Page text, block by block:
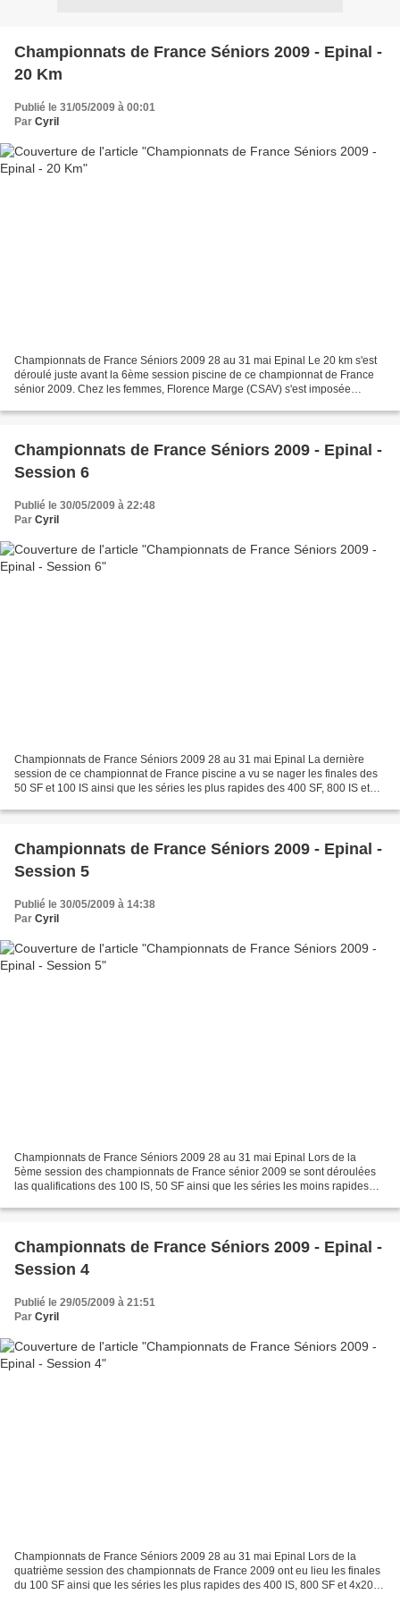
Championnats de France Séniors 2009 - Epinal -
20 Km
Publié le 31/05/2009 à 00:01
Par Cyril
Championnats de France Séniors 2009 28 au 31 mai Epinal Le 20 km s'est
déroulé juste avant la 6ème session piscine de ce championnat de France
sénior 2009. Chez les femmes, Florence Marge (CSAV) s'est imposée
Championnats de France Séniors 2009 - Epinal -
Session 6
Publié le 30/05/2009 à 22:48
Par Cyril
Championnats de France Séniors 2009 28 au 31 mai Epinal La dernière
session de ce championnat de France piscine a vu se nager les finales des
50 SF et 100 IS ainsi que les séries les plus rapides des 400 SF, 800 IS et
Championnats de France Séniors 2009 - Epinal -
Session 5
Publié le 30/05/2009 à 14:38
Par Cyril
Championnats de France Séniors 2009 28 au 31 mai Epinal Lors de la
5ème session des championnats de France sénior 2009 se sont déroulées
las qualifications des 100 IS, 50 SF ainsi que les séries les moins rapides
Championnats de France Séniors 2009 - Epinal -
Session 4
Publié le 29/05/2009 à 21:51
Par Cyril
Championnats de France Séniors 2009 28 au 31 mai Epinal Lors de la
quatrième session des championnats de France 2009 ont eu lieu les finales
du 100 SF ainsi que les séries les plus rapides des 400 IS, 800 SF et 4x200